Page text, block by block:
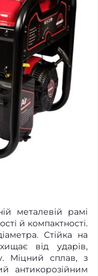
металевій рамі
й компактності.
Стійка на
від ударів,
Міцний сплав, з
антикорозійним